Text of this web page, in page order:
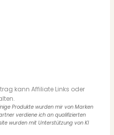
kann Affiliate Links oder
Produkte wurden mir von Marken
verdiene ich an qualifizierten
wurden mit Unterstützung von KI